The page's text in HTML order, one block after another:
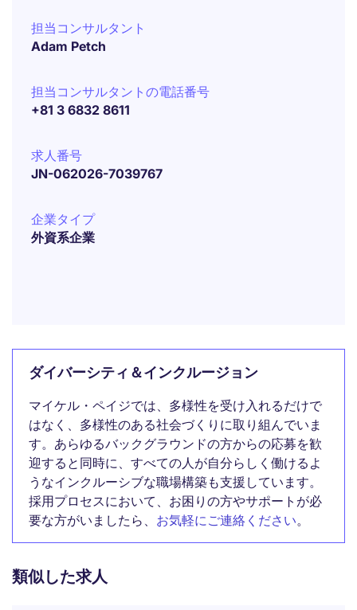
担当コンサルタント
Adam Petch
担当コンサルタントの電話番号
+81 3 6832 8611
求人番号
JN-062026-7039767
企業タイプ
外資系企業
ダイバーシティ＆インクルージョン
マイケル・ペイジでは、多様性を受け入れるだけで
はなく、多様性のある社会づくりに取り組んでいま
す。あらゆるバックグラウンドの方からの応募を歓
迎すると同時に、すべての人が自分らしく働けるよ
うなインクルーシブな職場構築も支援しています。
採用プロセスにおいて、お困りの方やサポートが必
要な方がいましたら、 お気軽にご連絡ください。
類似した求人